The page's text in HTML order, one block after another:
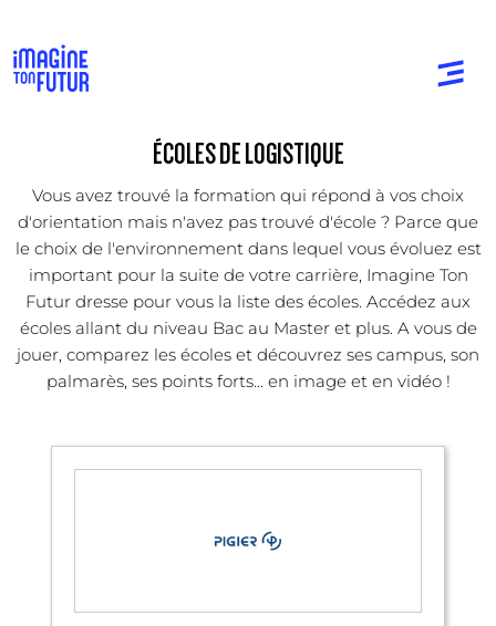
ÉCOLES DE LOGISTIQUE
Vous avez trouvé la formation qui répond à vos choix
d'orientation mais n'avez pas trouvé d'école ? Parce que
le choix de l'environnement dans lequel vous évoluez est
important pour la suite de votre carrière, Imagine Ton
Futur dresse pour vous la liste des écoles. Accédez aux
écoles allant du niveau Bac au Master et plus. A vous de
jouer, comparez les écoles et découvrez ses campus, son
palmarès, ses points forts... en image et en vidéo !